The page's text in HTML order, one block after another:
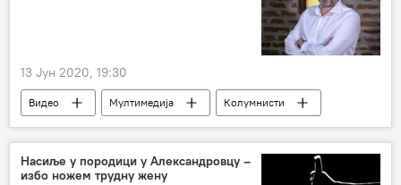
13 Јун 2020, 19:30
Видео Мултимедија
Колумнисти
Душан Пророковић
Десанка Максимовић
Емисија „Пророк“
Насиље у породици у Александровцу –
избо ножем трудну жену